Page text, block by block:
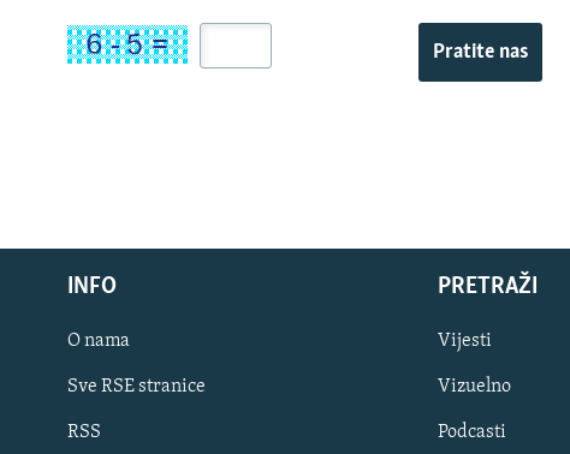
Pratite nas
INFO
O nama
Sve RSE stranice
RSS
PRETRAŽI
Vijesti
Vizuelno
Podcasti